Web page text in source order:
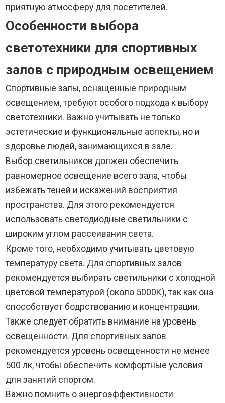
приятную атмосферу для посетителей.
Особенности выбора
светотехники для спортивных
залов с природным освещением
Спортивные залы, оснащенные природным
освещением, требуют особого подхода к выбору
светотехники. Важно учитывать не только
эстетические и функциональные аспекты, но и
здоровье людей, занимающихся в зале.
Выбор светильников должен обеспечить
равномерное освещение всего зала, чтобы
избежать теней и искажений восприятия
пространства. Для этого рекомендуется
использовать светодиодные светильники с
широким углом рассеивания света.
Кроме того, необходимо учитывать цветовую
температуру света. Для спортивных залов
рекомендуется выбирать светильники с холодной
цветовой температурой (около 5000K), так как она
способствует бодрствованию и концентрации.
Также следует обратить внимание на уровень
освещенности. Для спортивных залов
рекомендуется уровень освещенности не менее
500 лк, чтобы обеспечить комфортные условия
для занятий спортом.
Важно помнить о энергоэффективности